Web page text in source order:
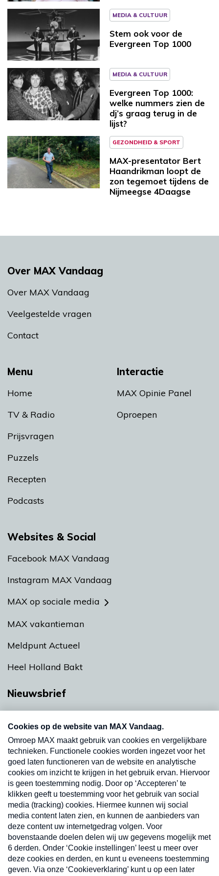
MEDIA & CULTUUR
Stem ook voor de
Evergreen Top 1000
MEDIA & CULTUUR
Evergreen Top 1000:
welke nummers zien de
dj’s graag terug in de
lijst?
GEZONDHEID & SPORT
MAX-presentator Bert
Haandrikman loopt de
zon tegemoet tijdens de
Nijmeegse 4Daagse
Menu
Home
TV & Radio
Prijsvragen
Puzzels
Recepten
Podcasts
Interactie
MAX Opinie Panel
Oproepen
Over MAX Vandaag
Over MAX Vandaag
Veelgestelde vragen
Contact
Websites & Social
Facebook MAX Vandaag
Instagram MAX Vandaag
MAX op sociale media
MAX vakantieman
Meldpunt Actueel
Heel Holland Bakt
Nieuwsbrief
nieuwsbrief. Elke vrijdag- en dinsdagochtend in
uw mailbox.
Verzend
Nieuwsbrief